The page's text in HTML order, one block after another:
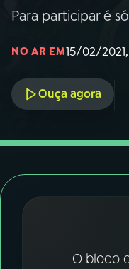
03
05PODCASTS
FESTIVAL DE
Para participar é
NO AR EM15/02/2021,
Ouça agora
O bloco